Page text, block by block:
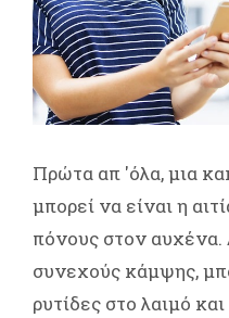
Πρώτα απ 'όλα, μια
μπορεί να είναι η
πόνους στον
συνεχούς κάμψης,
ρυτίδες στο λαιμό